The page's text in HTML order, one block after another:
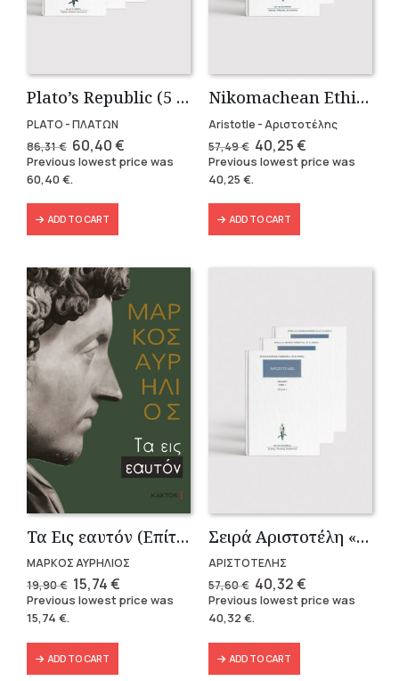
Plato’s Republic (5 volumes)
PLATO - ΠΛΑΤΩΝ
86,31€ Original
price
was:
86,31 €.
60,40€Current
price
is:
Previous lowest price was
60,40€.
ADD TO CART
Nikomachean Ethics (3 volumes)
Aristotle - Αριστοτέλης
57,49€ Original
price
was:
57,49 €.
40,25€Current
price
is:
Previous lowest price was
40,25 €.
ADD TO CART
Τα Εις εαυτόν (Επίτομο) – Μάρκος Αυρήλιος
ΜΑΡΚΟΣ ΑΥΡΗΛΙΟΣ
19,90€ Original
price
was:
15,74€Current
price
is:
Previous lowest price was
15,74 €.
ADD TO CART
Σειρά Αριστοτέλη «Πολιτικά» (3 τόμοι)
ΑΡΙΣΤΟΤΕΛΗΣ
57,60€ Original
price
was:
57,60 €.
40,32€Current
price
is:
Previous lowest price was
40,32€.
ADD TO CART